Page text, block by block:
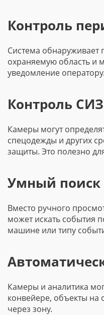
Контроль
Система обнаруживает
охраняемую область и
уведомление оператору.
Контроль СИЗ
Камеры могут
спецодежды и других
защиты. Это полезно
Умный поиск
Вместо ручного
может искать события
машине или типу
Камеры и аналитика
конвейере, объекты на
через зону.